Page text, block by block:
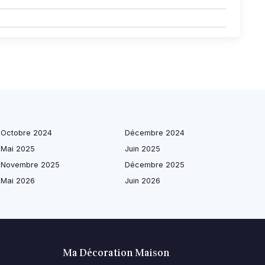
Octobre 2024
Décembre 2024
Mai 2025
Juin 2025
Novembre 2025
Décembre 2025
Mai 2026
Juin 2026
Ma Décoration Maison